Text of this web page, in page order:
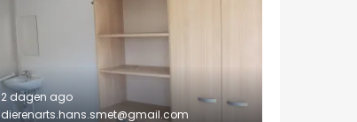
dierenarts.hans.smet@gmail.com
2 dagen ago